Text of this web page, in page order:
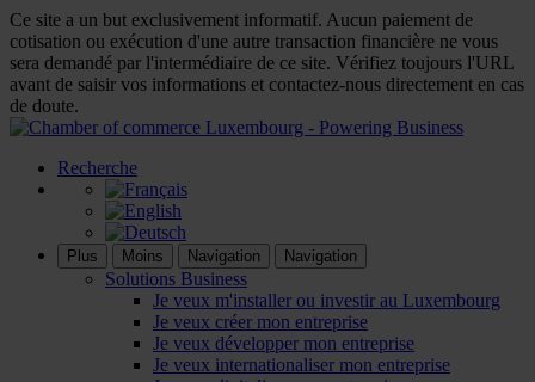
Ce site a un but exclusivement informatif. Aucun paiement de
cotisation ou exécution d'une autre transaction financière ne vous
sera demandé par l'intermédiaire de ce site. Vérifiez toujours l'URL
avant de saisir vos informations et contactez-nous directement en cas
de doute.
Recherche
Plus Moins Navigation Navigation
Solutions Business
Je veux m'installer ou investir au Luxembourg
Je veux créer mon entreprise
Je veux développer mon entreprise
Je veux internationaliser mon entreprise